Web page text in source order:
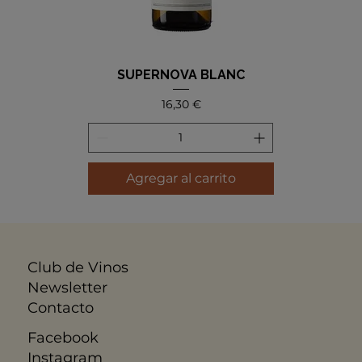
Club de Vinos
Newsletter
Contacto
Facebook
Instagram
SUPERNOVA BLANC
Precio
16,30 €
Agregar al carrito